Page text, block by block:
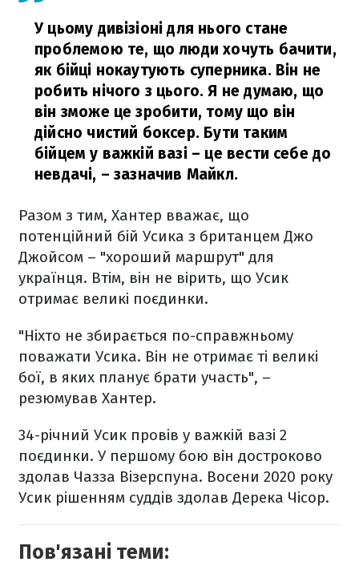
У цьому дивізіоні для нього стане
проблемою те, що люди хочуть бачити,
як бійці нокаутують суперника. Він не
робить нічого з цього. Я не думаю, що
він зможе це зробити, тому що він
дійсно чистий боксер. Бути таким
бійцем у важкій вазі – це вести себе до
невдачі, – зазначив Майкл.
Разом з тим, Хантер вважає, що
потенційний бій Усика з британцем Джо
Джойсом – "хороший маршрут" для
українця. Втім, він не вірить, що Усик
отримає великі поєдинки.
"Ніхто не збирається по-справжньому
поважати Усика. Він не отримає ті великі
бої, в яких планує брати участь", –
резюмував Хантер.
34-річний Усик провів у важкій вазі 2
поєдинки. У першому бою він достроково
здолав Чазза Візерспуна. Восени 2020 року
Усик рішенням суддів здолав Дерека Чісор.
Пов'язані теми: